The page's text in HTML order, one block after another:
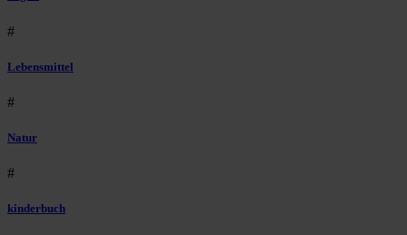
#
Lebensmittel
#
Natur
#
kinderbuch